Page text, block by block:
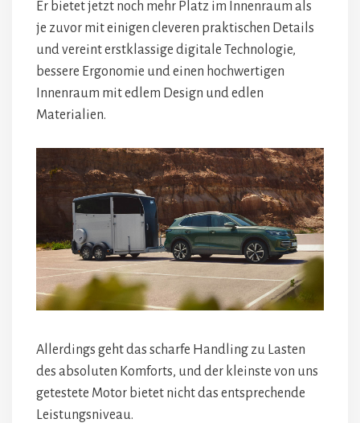
Er bietet jetzt noch mehr Platz im Innenraum als
je zuvor mit einigen cleveren praktischen Details
und vereint erstklassige digitale Technologie,
bessere Ergonomie und einen hochwertigen
Innenraum mit edlem Design und edlen
Materialien.
Allerdings geht das scharfe Handling zu Lasten
des absoluten Komforts, und der kleinste von uns
getestete Motor bietet nicht das entsprechende
Leistungsniveau.